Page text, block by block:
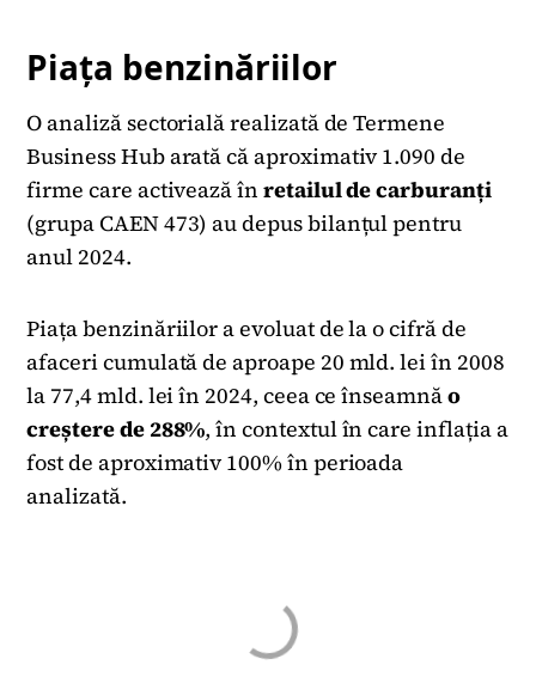
Piața benzinăriilor
O analiză sectorială realizată de Termene
Business Hub arată că aproximativ 1.090 de
firme care activează în retailul de carburanți
(grupa CAEN 473) au depus bilanțul pentru
anul 2024.
Piața benzinăriilor a evoluat de la o cifră de
afaceri cumulată de aproape 20 mld. lei în 2008
la 77,4 mld. lei în 2024, ceea ce înseamnăo
creștere de 288%, în contextul în care inflația a
fost de aproximativ 100% în perioada
analizată.